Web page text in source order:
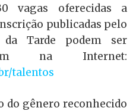
vagas oferecidas a
publicadas pelo
Tarde podem ser
na Internet:
talentos
do gênero reconhecido